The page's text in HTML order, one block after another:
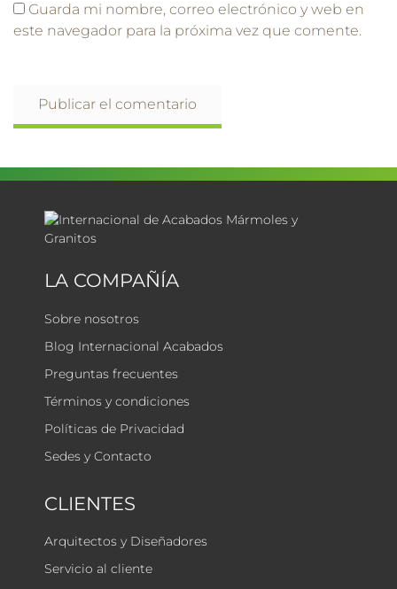
Guarda mi nombre, correo electrónico y web en
este navegador para la próxima vez que comente.
LA COMPAÑÍA
Sobre nosotros
Blog Internacional Acabados
Preguntas frecuentes
Términos y condiciones
Políticas de Privacidad
Sedes y Contacto
CLIENTES
Arquitectos y Diseñadores
Servicio al cliente